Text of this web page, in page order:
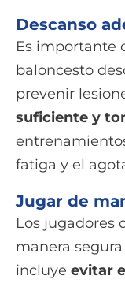
Descanso
Es importante
baloncesto
prevenir
suficiente y
fatiga y el
Jugar de
Los jugadores
manera
incluye evitar